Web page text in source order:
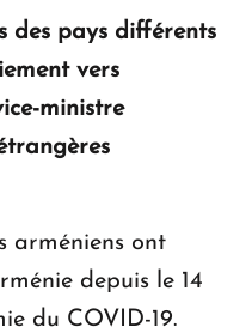
résilience et d'avenir
d'Arménie
des pays différents
vers
ministre
arméniens ont
depuis le 14
du COVID-19.